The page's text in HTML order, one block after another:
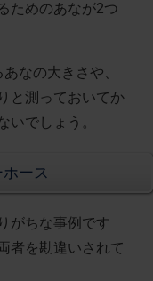
ためのあなが2つ
なの大きさや、
と測っておいてか
いでしょう。
ース
がちな事例です
者を勘違いされて